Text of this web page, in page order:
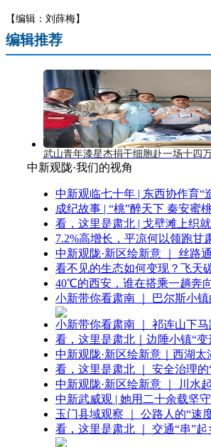
【编辑：刘薛梅】
编辑推荐
武山青年漆星杰捐干细胞赴一场十四
中新观陇·我们的视角
中新观临七十年 | 东西协作育“
成纪故事 | “桃”醉天下 秦安蜜
看，这里是肃北 | 戈壁滩上织
7.2%高增长，平凉何以领跑甘
中新观陇·新区绘新意 ｜ 丝路
看不见的生态如何变现？飞天
40℃的西安，谁在搭乘一趟奔
小新带你看肃南 ｜ 巴尔斯小镇
小新带你看肃南 ｜ 祁连山下
看，这里是肃北｜边陲小镇“变
中新观陇·新区绘新意｜西湖
看，这里是肃北 ｜ 安全治理的
中新观陇·新区绘新意 ｜ 川水
中新武威观 | 她用二十余载坚
玉门县域观察 ｜ 公路人的“速
看，这里是肃北 ｜ 交通“串”